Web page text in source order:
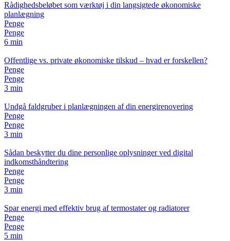
Rådighedsbeløbet som værktøj i din langsigtede økonomiske
planlægning
Penge
Penge
6 min
Offentlige vs. private økonomiske tilskud – hvad er forskellen?
Penge
Penge
3 min
Undgå faldgruber i planlægningen af din energirenovering
Penge
Penge
3 min
Sådan beskytter du dine personlige oplysninger ved digital
indkomsthåndtering
Penge
Penge
3 min
Spar energi med effektiv brug af termostater og radiatorer
Penge
Penge
5 min